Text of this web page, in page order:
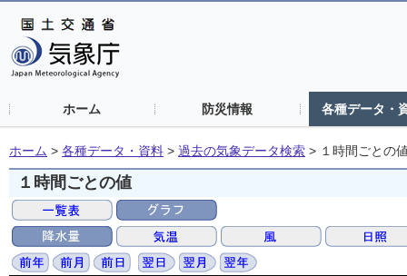
ホーム 防災情報 各種データ・
ホーム > 各種データ・資料 > 過去の気象データ検索 > １時間ごとの
１時間ごとの値